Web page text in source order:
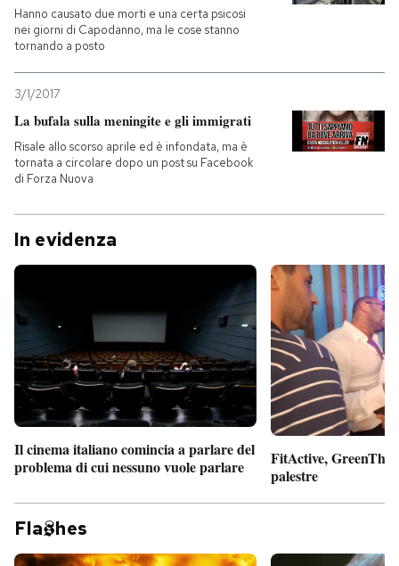
Hanno causato due morti e una certa psicosi
nei giorni di Capodanno, ma le cose stanno
tornando a posto
3/1/2017
La bufala sulla meningite e gli immigrati
Risale allo scorso aprile ed è infondata, ma è
tornata a circolare dopo un post su Facebook
di Forza Nuova
In evidenza
Il cinema italiano comincia a parlare del
problema di cui nessuno vuole parlare
FitActive,
palestre
Fla hes